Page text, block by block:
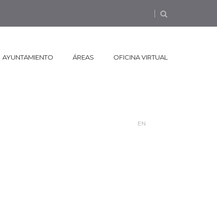
AYUNTAMIENTO ÁREAS OFICINA VIRTUAL
EN